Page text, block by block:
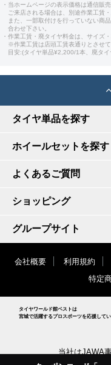
・当ホームページの表示価格は通信販
ご来店される場合は、別途作業工賃
また、一部取付けを行っていない商
合わせ下さい。
・作業工賃・廃タイヤ料金は、サイズ
※作業工賃は店頭工賃表通りとさせて
目安:(タイヤ単品¥2,200/1本、廃タ
タイヤ単品を探す
ホイールセットを探す
よくあるご質問
ショッピング
グループサイト
会社概要 利用規約
特定
タイヤワールド館ベストは
宮城で活躍するプロスポーツを応援してい
当社はJAWA